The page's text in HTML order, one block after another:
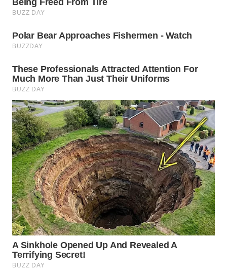
WN
PRIANGAN
SEMARANG
WN
SOLO
WN
BOROBUDUR
WN
MADURA
WN
SURABAYA
WN
NATUNA